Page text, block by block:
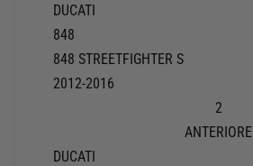
DUCATI
848
848 STREETFIGHTER S
2012-2016
2
ANTERIORE
DUCATI